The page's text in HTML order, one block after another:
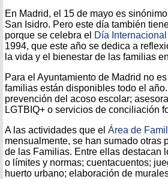
En Madrid, el 15 de mayo es
San Isidro. Pero este día también
porque se celebra el Día
1994, que este año se dedica a
la vida y el bienestar de las familias
Para el Ayuntamiento de Madrid no
familias están disponibles todo el
prevención del acoso escolar;
LGTBIQ+ o servicios de conciliación
A las actividades que el Área de
mensualmente, se han sumado otras
de las Familias. Entre ellas destacan
o límites y normas; cuentacuentos;
huerto urbano; elaboración de